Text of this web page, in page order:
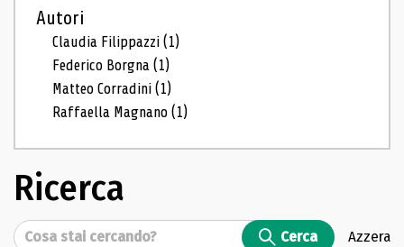
Autori
Claudia Filippazzi(1)
Federico Borgna(1)
Matteo Corradini(1)
Raffaella Magnano(1)
Ricerca
Cerca Cerca Azzera